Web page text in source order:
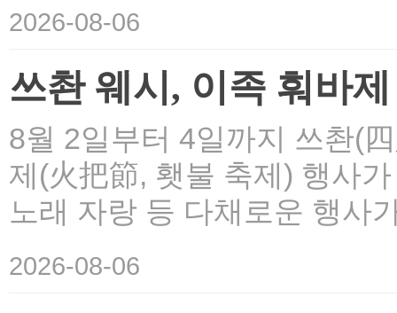
2026-08-06
쓰촨 웨시, 이족 훠바
8월 2일부터 4일까지 쓰촨(
제(火把節, 횃불 축제) 행사
노래 자랑 등 다채로운 행사
2026-08-06